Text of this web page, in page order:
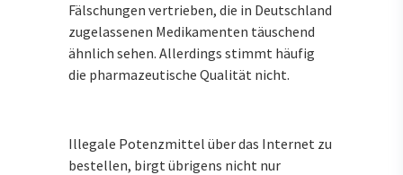
Fälschungen vertrieben, die in Deutschland
zugelassenen Medikamenten täuschend
ähnlich sehen. Allerdings stimmt häufig
die pharmazeutische Qualität nicht.
Illegale Potenzmittel über das Internet zu
bestellen, birgt übrigens nicht nur